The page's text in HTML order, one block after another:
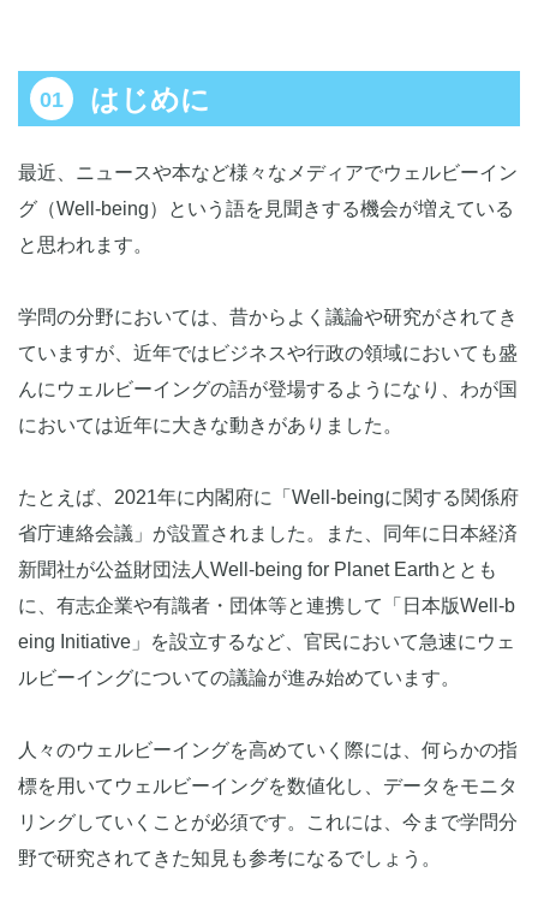
はじめに
最近、ニュースや本など様々なメディアでウェルビーイン
グ（Well-being）という語を見聞きする機会が増えている
と思われます。
学問の分野においては、昔からよく議論や研究がされてき
ていますが、近年ではビジネスや行政の領域においても盛
んにウェルビーイングの語が登場するようになり、わが国
においては近年に大きな動きがありました。
たとえば、2021年に内閣府に「Well-beingに関する関係府
省庁連絡会議」が設置されました。また、同年に日本経済
新聞社が公益財団法人Well-being for Planet Earthととも
に、有志企業や有識者・団体等と連携して「日本版Well-b
eing Initiative」を設立するなど、官民において急速にウェ
ルビーイングについての議論が進み始めています。
人々のウェルビーイングを高めていく際には、何らかの指
標を用いてウェルビーイングを数値化し、データをモニタ
リングしていくことが必須です。これには、今まで学問分
野で研究されてきた知見も参考になるでしょう。